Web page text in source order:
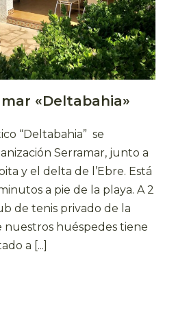
«Deltabahia»
“Deltabahia” se
Serramar, junto a
y el delta de l’Ebre. Está
a pie de la playa. A 2
de tenis privado de la
nuestros huéspedes tiene
a [...]